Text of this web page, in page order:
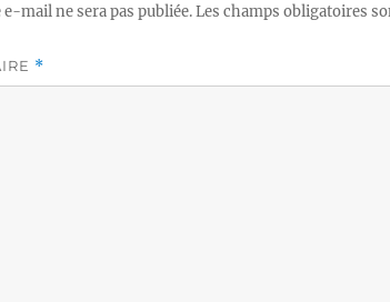
e-mail ne sera pas publiée.Les champs obligatoires
*